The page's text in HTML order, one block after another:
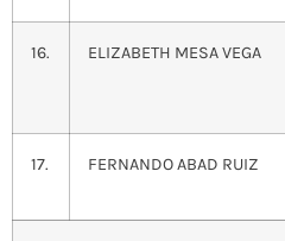
16. ELIZABETH MESA VEGA
17. FERNANDO ABAD RUIZ